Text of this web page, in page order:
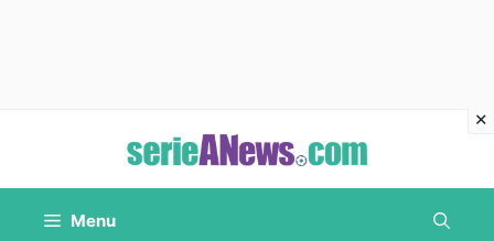
contenuto
Menu